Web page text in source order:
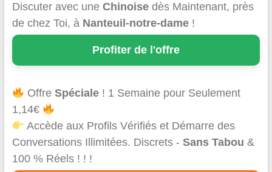
Discuter avec une Chinoisedès Maintenant, près
de chez Toi, à Nanteuil-notre-dame!
Profiter de l'offre
OffreSpéciale ! 1 Semaine pour Seulement
1,14€
Accède aux Profils Vérifiés et Démarre des
Conversations Illimitées. Discrets - Sans Tabou &
100 % Réels ! ! !